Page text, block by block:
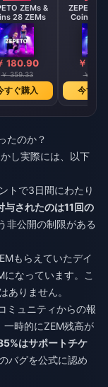
ZEMs &
28 ZEMs
180.90
￥ 359.33
すぐ購入
ZEPETO
Coins 58
￥
￥
今すぐ
たのか？
し実際には、以下
トで3日間にわたり
与されたのは11回の
非公開の制限がある
もらえていたデイ
なっています。こ
ありません。
ミュニティからの報
時的にZEM残高が
はサポートチケ
バグを公式に認め